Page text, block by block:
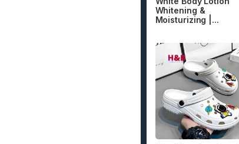
Whitening &
Moisturizing |...